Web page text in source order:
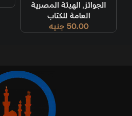
الجوائز, الهيئة المصرية
العامة للكتاب
50.00 جنيه